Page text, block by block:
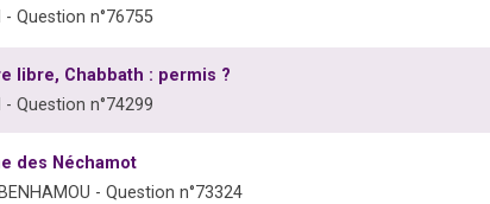
- Question n°76755
libre, Chabbath : permis ?
- Question n°74299
des Néchamot
- Question n°73324